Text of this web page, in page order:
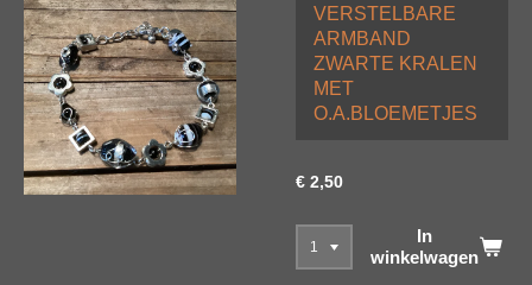
VERSTELBARE
ARMBAND
ZWARTE KRALEN
MET
O.A.BLOEMETJES
€ 2,50
In
winkelwagen